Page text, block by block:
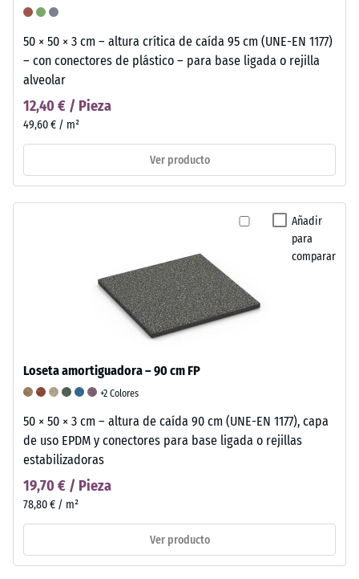
50 × 50 × 3 cm – altura crítica de caída 95 cm (UNE-EN 1177)
– con conectores de plástico – para base ligada o rejilla
alveolar
12,40 € / Pieza
49,60 € / m²
Ver producto
Añadir
para
comparar
Loseta amortiguadora – 90 cm FP
+2 Colores
50 × 50 × 3 cm – altura de caída 90 cm (UNE-EN 1177), capa
de uso EPDM y conectores para base ligada o rejillas
estabilizadoras
19,70 € / Pieza
78,80 € / m²
Ver producto